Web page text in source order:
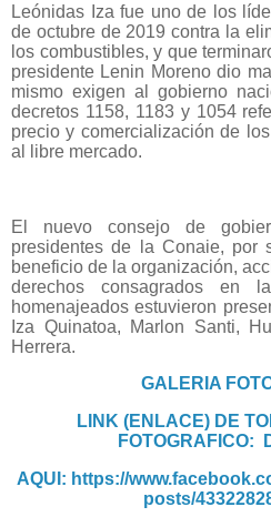
Leónidas Iza fue uno de los
de octubre de 2019 contra la
los combustibles, y que
presidente Lenin Moreno dio
mismo exigen al gobierno
decretos 1158, 1183 y 1054
precio y comercialización de
al libre mercado.
El nuevo consejo de
presidentes de la Conaie, por
beneficio de la organización,
derechos consagrados en
homenajeados estuvieron
Iza Quinatoa, Marlon Santi,
Herrera.
GALERIA
LINK (ENLACE) DE
FOTOGRAFICO:
AQUI: https://
posts/